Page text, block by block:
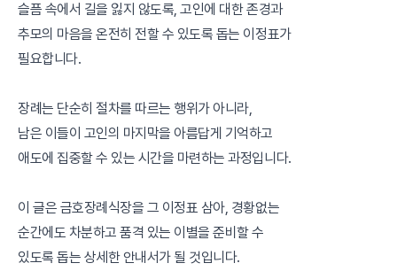
슬픔 속에서 길을 잃지 않도록, 고인에 대한 존경과
추모의 마음을 온전히 전할 수 있도록 돕는 이정표가
필요합니다.
장례는 단순히 절차를 따르는 행위가 아니라,
남은 이들이 고인의 마지막을 아름답게 기억하고
애도에 집중할 수 있는 시간을 마련하는 과정입니다.
이 글은 금호장례식장을 그 이정표 삼아, 경황없는
순간에도 차분하고 품격 있는 이별을 준비할 수
있도록 돕는 상세한 안내서가 될 것입니다.